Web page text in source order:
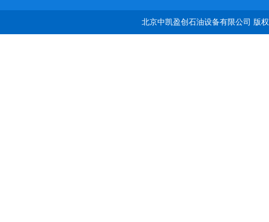
北京中凯盈创石油设备有限公司 版